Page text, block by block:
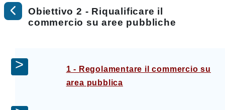
Obiettivo 2 - Riqualificare il
commercio su aree pubbliche
1 - Regolamentare il commercio su
area pubblica